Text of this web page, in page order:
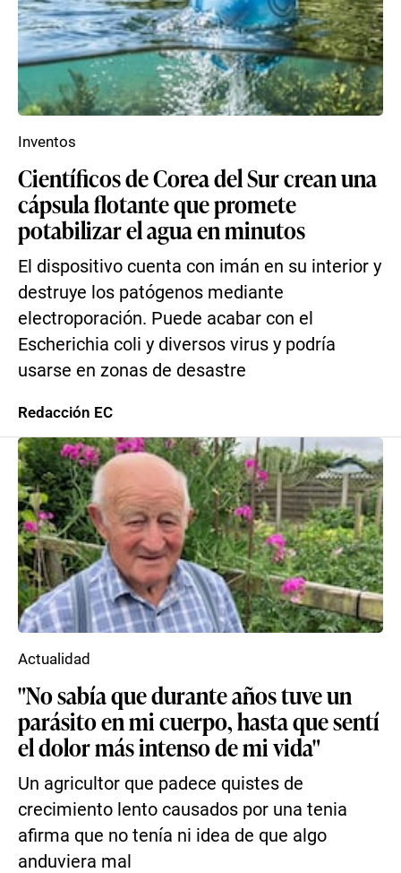
Científicos de Corea del Sur crean una
cápsula flotante que promete
potabilizar el agua en minutos
El dispositivo cuenta con imán en su interior y
destruye los patógenos mediante
electroporación. Puede acabar con el
Escherichia coli y diversos virus y podría
usarse en zonas de desastre
Inventos
Redacción EC
"No sabía que durante años tuve un
parásito en mi cuerpo, hasta que sentí
el dolor más intenso de mi vida"
Un agricultor que padece quistes de
crecimiento lento causados por una tenia
afirma que no tenía ni idea de que algo
anduviera mal
Actualidad